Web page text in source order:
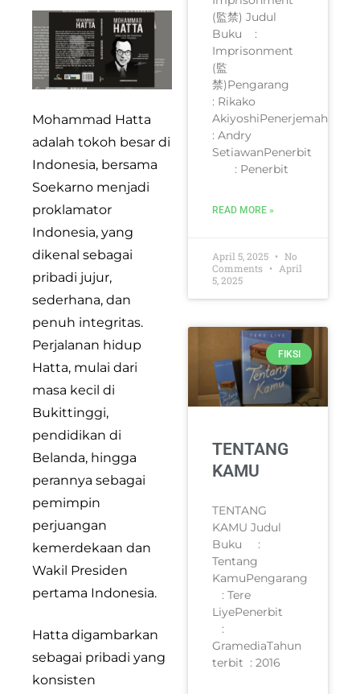
Mohammad Hatta
adalah tokoh besar di
Indonesia, bersama
Soekarno menjadi
proklamator
Indonesia, yang
dikenal sebagai
pribadi jujur,
sederhana, dan
penuh integritas.
Perjalanan hidup
Hatta, mulai dari
masa kecil di
Bukittinggi,
pendidikan di
Belanda, hingga
perannya sebagai
pemimpin
perjuangan
kemerdekaan dan
Wakil Presiden
pertama Indonesia.
Hatta digambarkan
sebagai pribadi yang
konsisten
(監禁) Judul
Buku :
Imprisonment
(監
禁)Pengarang
: Rikako
AkiyoshiPenerjemah
: Andry
SetiawanPenerbit
: Penerbit
READ MORE »
April 5, 2025
No
Comments
April
5, 2025
FIKSI
TENTANG
KAMU
TENTANG
KAMU Judul
Buku :
Tentang
KamuPengarang
: Tere
LiyePenerbit
:
GramediaTahun
terbit : 2016